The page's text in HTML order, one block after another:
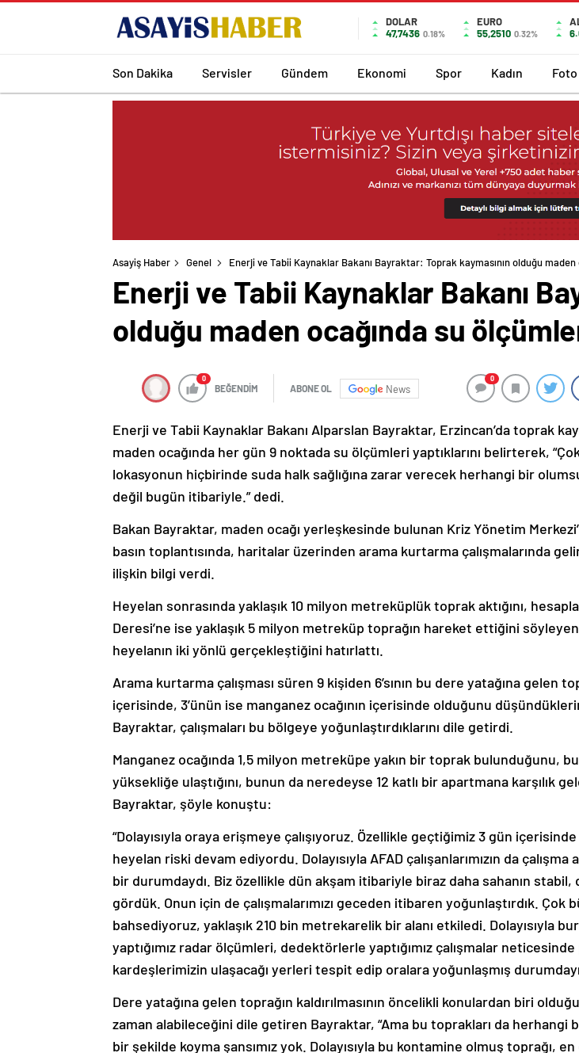
DOLAR
47,7436 0.18%
EURO
55,2510 0.32%
Son Dakika Servisler Gündem Ekonomi Spor Kadın
Asayiş Haber Genel Enerji ve Tabii Kaynaklar Bakanı Bayraktar: Toprak kaymasının olduğu
Enerji ve Tabii Kaynaklar Bakanı
olduğu maden ocağında su
0
BEĞENDİM ABONE OL News
0
Enerji ve Tabii Kaynaklar Bakanı Alparslan Bayraktar, Erzincan’da toprak
maden ocağında her gün 9 noktada su ölçümleri yaptıklarını belirterek,
lokasyonun hiçbirinde suda halk sağlığına zarar verecek herhangi bir
değil bugün itibariyle.” dedi.
Bakan Bayraktar, maden ocağı yerleşkesinde bulunan Kriz Yönetim
basın toplantısında, haritalar üzerinden arama kurtarma çalışmalarında
ilişkin bilgi verdi.
Heyelan sonrasında yaklaşık 10 milyon metreküplük toprak aktığını,
Deresi’ne ise yaklaşık 5 milyon metreküp toprağın hareket ettiğini
heyelanın iki yönlü gerçekleştiğini hatırlattı.
Arama kurtarma çalışması süren 9 kişiden 6’sının bu dere yatağına gelen
içerisinde, 3’ünün ise manganez ocağının içerisinde olduğunu
Bayraktar, çalışmaları bu bölgeye yoğunlaştırdıklarını dile getirdi.
Manganez ocağında 1,5 milyon metreküpe yakın bir toprak bulunduğunu,
yüksekliğe ulaştığını, bunun da neredeyse 12 katlı bir apartmana karşılık
Bayraktar, şöyle konuştu:
“Dolayısıyla oraya erişmeye çalışıyoruz. Özellikle geçtiğimiz 3 gün
heyelan riski devam ediyordu. Dolayısıyla AFAD çalışanlarımızın da çalışma
bir durumdaydı. Biz özellikle dün akşam itibariyle biraz daha sahanın
gördük. Onun için de çalışmalarımızı geceden itibaren yoğunlaştırdık. Çok
bahsediyoruz, yaklaşık 210 bin metrekarelik bir alanı etkiledi. Dolayısıyla
yaptığımız radar ölçümleri, dedektörlerle yaptığımız çalışmalar
kardeşlerimizin ulaşacağı yerleri tespit edip oralara yoğunlaşmış
Dere yatağına gelen toprağın kaldırılmasının öncelikli konulardan biri
zaman alabileceğini dile getiren Bayraktar, “Ama bu toprakları da herhangi
bir şekilde koyma şansımız yok. Dolayısıyla bu kontamine olmuş toprağı,